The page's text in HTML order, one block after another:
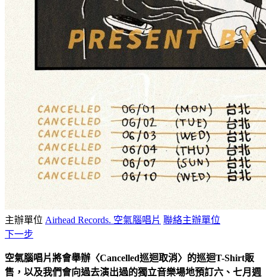
主辦單位 Airhead Records. 空氣腦唱片 聯絡主辦單位
下一步
空氣腦唱片將會舉辦〈Cancelled巡迴取消〉的巡迴T-Shirt販
售，以及我們會向過去演出過的獨立音樂場地預訂六、七月週